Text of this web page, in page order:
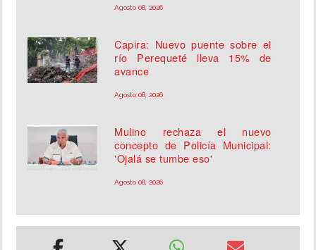
Agosto 08, 2026
Capira: Nuevo puente sobre el
río Perequeté lleva 15% de
avance
Agosto 08, 2026
Mulino rechaza el nuevo
concepto de Policía Municipal:
'Ojalá se tumbe eso'
Agosto 08, 2026